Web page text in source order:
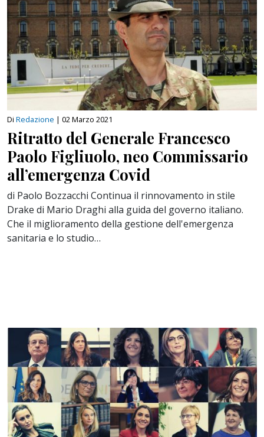
Di Redazione | 02 Marzo 2021
Ritratto del Generale Francesco
Paolo Figliuolo, neo Commissario
all’emergenza Covid
di Paolo Bozzacchi Continua il rinnovamento in stile
Drake di Mario Draghi alla guida del governo italiano.
Che il miglioramento della gestione dell'emergenza
sanitaria e lo studio…